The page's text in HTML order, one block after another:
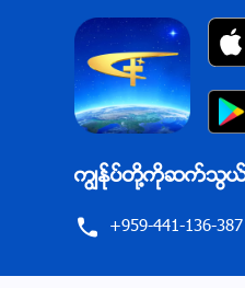
ကြၽန္ုပ္တို႔ကိုဆက္သြယ္
+959-441-136-387